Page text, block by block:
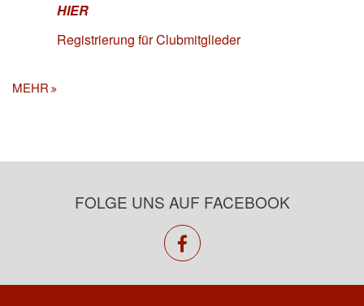
HIER
Registrierung für Clubmitglieder
MEHR
FOLGE UNS AUF FACEBOOK
facebook